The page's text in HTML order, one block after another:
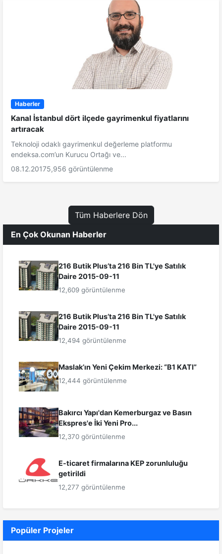
Haberler
Kanal İstanbul dört ilçede gayrimenkul fiyatlarını
artıracak
Teknoloji odaklı gayrimenkul değerleme platformu
endeksa.com’un Kurucu Ortağı ve...
08.12.20175,956 görüntülenme
Tüm Haberlere Dön
En Çok Okunan Haberler
216 Butik Plus’ta 216 Bin TL'ye Satılık
Daire 2015-09-11
12,609 görüntülenme
216 Butik Plus’ta 216 Bin TL'ye Satılık
Daire 2015-09-11
12,494 görüntülenme
Maslak’ın Yeni Çekim Merkezi: “B1 KATI”
12,444 görüntülenme
Bakırcı Yapı'dan Kemerburgaz ve Basın
Ekspres'e İki Yeni Pro...
12,370 görüntülenme
E-ticaret firmalarına KEP zorunluluğu
getirildi
12,277 görüntülenme
Popüler Projeler